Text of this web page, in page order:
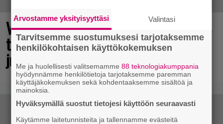
Vuonna 2018 nähdyn
toimintaroolipelin jatko-osa sai
julkaisupäivänsä
Arvostamme yksityisyyttäsi Valintasi
Tarvitsemme suostumuksesi tarjotaksemme
henkilökohtaisen käyttökokemuksen
Me ja huolellisesti valitsemamme88 teknologiakumppania
hyödynnämme henkilötietoja tarjotaksemme paremman
käyttäjäkokemuksen sekä kohdentaaksemme sisältöä ja
mainoksia.
Hyväksymällä suostut tietojesi käyttöön seuraavasti
Käytämme laitetunnisteita ja tallennamme evästeitä